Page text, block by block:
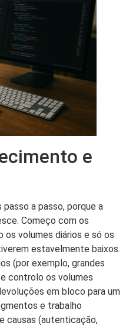
e
a passo, porque a
Começo com os
volumes diários e só os
estavelmente baixos.
(por exemplo, grandes
controlo os volumes
em bloco para um
e trabalho
causas (autenticação,